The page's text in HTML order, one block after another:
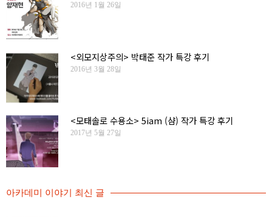
2016년 1월 26일
<외모지상주의> 박태준 작가 특강 후기
2016년 3월 28일
<모태솔로 수용소> 5iam (샴) 작가 특강 후기
2017년 5월 27일
아카데미 이야기 최신 글